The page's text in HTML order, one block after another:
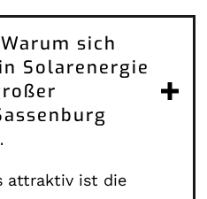
sich
Solarenergie
attraktiv ist die